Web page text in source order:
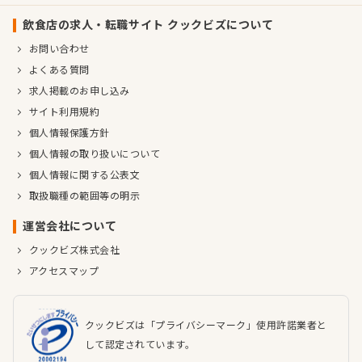
飲食店の求人・転職サイト クックビズについて
お問い合わせ
よくある質問
求人掲載のお申し込み
サイト利用規約
個人情報保護方針
個人情報の取り扱いについて
個人情報に関する公表文
取扱職種の範囲等の明示
運営会社について
クックビズ株式会社
アクセスマップ
クックビズは「プライバシーマーク」使用許諾業者と
して認定されています。